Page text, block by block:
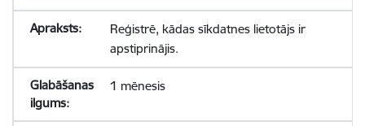
Reģistrē, kādas sīkdatnes lietotājs ir
apstiprinājis.
1 mēnesis